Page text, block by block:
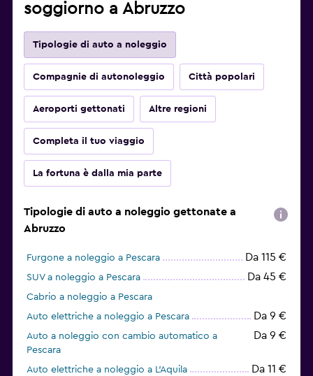
soggiorno a Abruzzo
Tipologie di auto a noleggio
Compagnie di autonoleggio Città popolari
Aeroporti gettonati Altre regioni
Completa il tuo viaggio
La fortuna è dalla mia parte
Tipologie di auto a noleggio gettonate a
Abruzzo
Furgone a noleggio a Pescara Da 115 €
SUV a noleggio a Pescara Da 45 €
Cabrio a noleggio a Pescara
Auto elettriche a noleggio a Pescara
Da 9 €
Auto a noleggio con cambio automatico a
Pescara
Da 9 €
Auto elettriche a noleggio a L'Aquila Da 11 €